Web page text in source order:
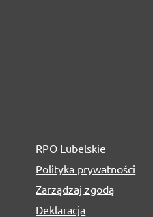
RPO Lubelskie
Polityka prywatności
Zarządzaj zgodą
Deklaracja